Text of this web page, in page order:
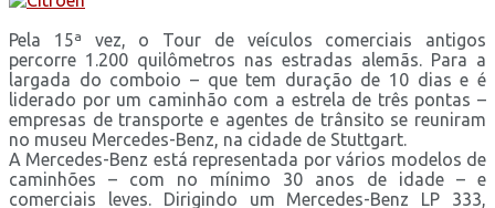
Pela 15ª vez, o Tour de veículos comerciais antigos
percorre 1.200 quilômetros nas estradas alemãs. Para a
largada do comboio – que tem duração de 10 dias e é
liderado por um caminhão com a estrela de três pontas –
empresas de transporte e agentes de trânsito se reuniram
no museu Mercedes-Benz, na cidade de Stuttgart.
A Mercedes-Benz está representada por vários modelos de
caminhões – com no mínimo 30 anos de idade – e
comerciais leves. Dirigindo um Mercedes-Benz LP 333,